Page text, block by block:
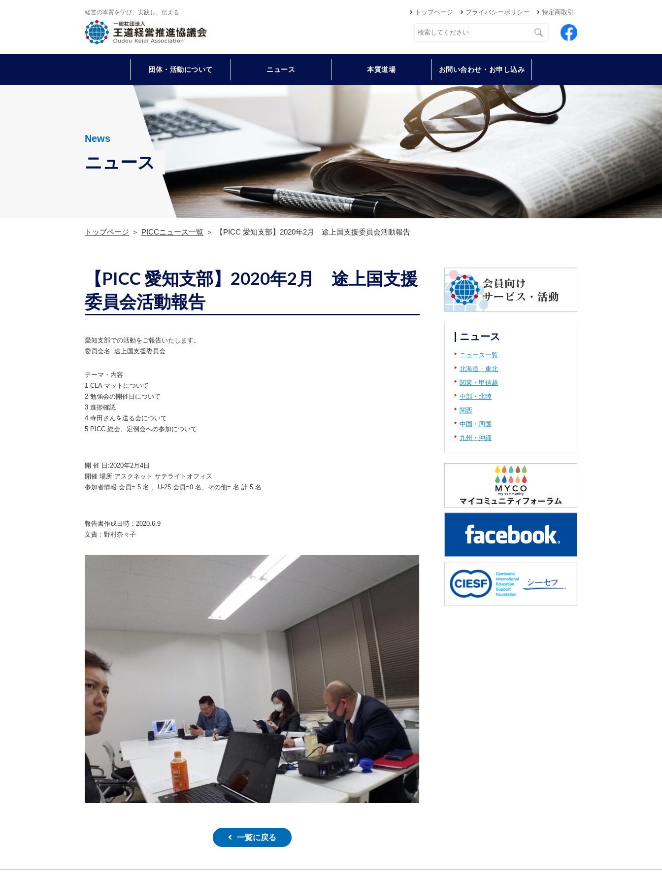
経営の本質を学び、実践し、伝える トップページ プライバシーポリシー 特定商取引
団体・活動について ニュース 本質道場 お問い合わせ・お申し込み
News
ニュース
トップページ PICCニュース一覧 【PICC 愛知支部】2020年2月 途上国支援委員会活動報告
【PICC 愛知支部】2020年2月 途上国支援
委員会活動報告
愛知支部での活動をご報告いたします。
委員会名: 途上国支援委員会
テーマ・内容
1 CLA マットについて
2 勉強会の開催日について
3 進捗確認
4 寺田さんを送る会について
5 PICC 総会、定例会への参加について
開 催 日:2020年2月4日
開催 場所:アスクネット サテライトオフィス
参加者情報:会員= 5 名 、U-25 会員=0 名、その他= 名 計 5 名
報告書作成日時：2020.6.9
文責：野村奈々子
一覧に戻る
ニュース
ニュース一覧
北海道・東北
関東・甲信越
中部・北陸
関西
中国・四国
九州・沖縄